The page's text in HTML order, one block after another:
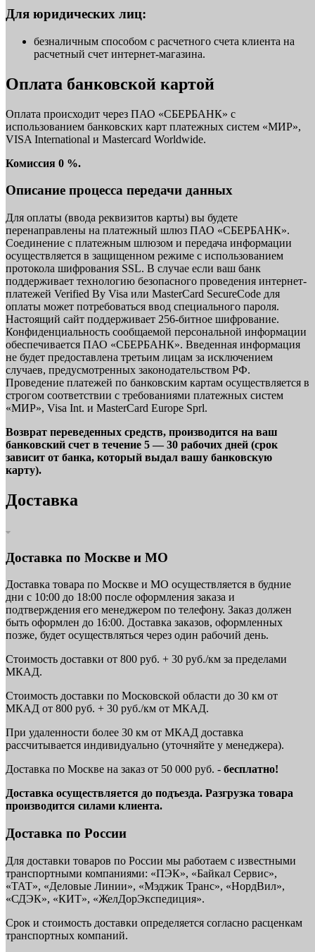
Для юридических лиц:
безналичным способом с расчетного счета клиента на
расчетный счет интернет-магазина.
Оплата банковской картой
Оплата происходит через ПАО «СБЕРБАНК» с
использованием банковских карт платежных систем «МИР»,
VISA International и Mastercard Worldwide.
Комиссия 0 %.
Описание процесса передачи данных
Для оплаты (ввода реквизитов карты) вы будете
перенаправлены на платежный шлюз ПАО «СБЕРБАНК».
Соединение с платежным шлюзом и передача информации
осуществляется в защищенном режиме с использованием
протокола шифрования SSL. В случае если ваш банк
поддерживает технологию безопасного проведения интернет-
платежей Verified By Visa или MasterCard SecureCode для
оплаты может потребоваться ввод специального пароля.
Настоящий сайт поддерживает 256-битное шифрование.
Конфиденциальность сообщаемой персональной информации
обеспечивается ПАО «СБЕРБАНК». Введенная информация
не будет предоставлена третьим лицам за исключением
случаев, предусмотренных законодательством РФ.
Проведение платежей по банковским картам осуществляется в
строгом соответствии с требованиями платежных систем
«МИР», Visa Int. и MasterCard Europe Sprl.
Возврат переведенных средств, производится на ваш
банковский счет в течение 5 — 30 рабочих дней (срок
зависит от банка, который выдал вашу банковскую
карту).
Доставка
Доставка по Москве и МО
Доставка товара по Москве и МО осуществляется в будние
дни с 10:00 до 18:00 после оформления заказа и
подтверждения его менеджером по телефону. Заказ должен
быть оформлен до 16:00. Доставка заказов, оформленных
позже, будет осуществляться через один рабочий день.
Стоимость доставки от 800 руб. + 30 руб./км за пределами
МКАД.
Стоимость доставки по Московской области до 30 км от
МКАД от 800 руб. + 30 руб./км от МКАД.
При удаленности более 30 км от МКАД доставка
рассчитывается индивидуально (уточняйте у менеджера).
Доставка по Москве на заказ от 50 000 руб. - бесплатно!
Доставка осуществляется до подъезда. Разгрузка товара
производится силами клиента.
Доставка по России
Для доставки товаров по России мы работаем с известными
транспортными компаниями: «ПЭК», «Байкал Сервис»,
«ТАТ», «Деловые Линии», «Мэджик Транс», «НордВил»,
«СДЭК», «КИТ», «ЖелДорЭкспедиция».
Срок и стоимость доставки определяется согласно расценкам
транспортных компаний.